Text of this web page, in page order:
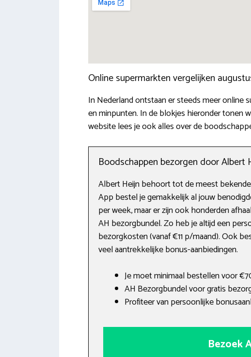
Online supermarkten vergelijken
In Nederland ontstaan er steeds meer online
en minpunten. In de blokjes hieronder tonen
website lees je ook alles over de
Boodschappen bezorgen door Albert
Albert Heijn behoort tot de meest
App bestel je gemakkelijk al jouw
per week, maar er zijn ook honderden
AH bezorgbundel. Zo heb je altijd een
bezorgkosten (vanaf €11 p/maand). Ook
veel aantrekkelijke bonus-aanbiedingen.
Je moet minimaal bestellen voor
AH Bezorgbundel voor gratis
Profiteer van persoonlijke
Bezoek